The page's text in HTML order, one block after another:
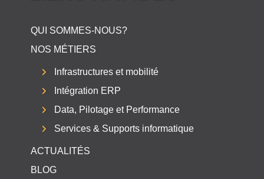
QUI SOMMES-NOUS?
NOS MÉTIERS
Infrastructures et mobilité
Intégration ERP
Data, Pilotage et Performance
Services & Supports informatique
ACTUALITÉS
BLOG